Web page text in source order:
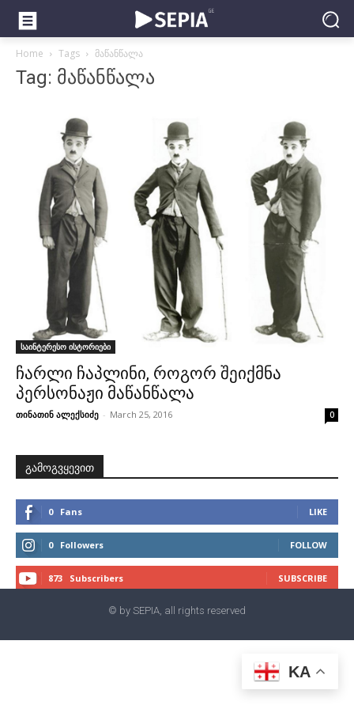
Home Tags მაწანწალა
Tag: მაწანწალა
საინტერესო ისტორიები
ჩარლი ჩაპლინი, როგორ შეიქმნა
პერსონაჟი მაწანწალა
თინათინ ალექსიძე - March 25, 2016 0
გამოგვყევით
0 Fans LIKE
0 Followers FOLLOW
873 Subscribers SUBSCRIBE
© by SEPIA, all rights reserved
KA